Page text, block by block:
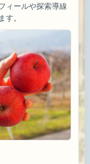
ィールや探索導線
。